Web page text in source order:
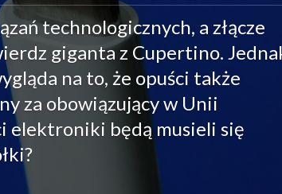
technologicznych, a złącze
giganta z Cupertino.
na to, że opuści także
za obowiązujący w Unii
elektroniki będą musieli się